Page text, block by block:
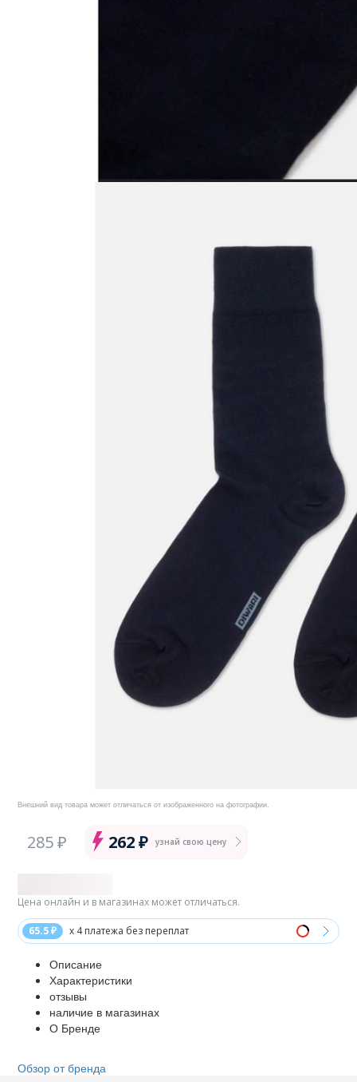
Внешний вид товара может отличаться от изображенного на фотографии.
285 ₽ 262 ₽ узнай свою цену
65.5 ₽ x 4 платежа без переплат
Цена онлайн и в магазинах может отличаться.
Описание
Характеристики
отзывы
наличие в магазинах
О Бренде
Обзор от бренда